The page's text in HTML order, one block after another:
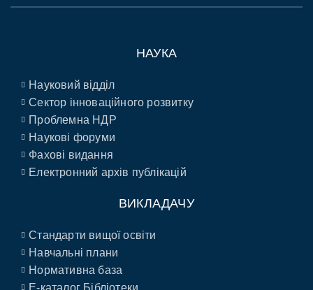
НАУКА
Науковий відділ
Сектор інноваційного розвитку
Проблемна НДР
Наукові форуми
Фахові видання
Електронний архів публікацій
ВИКЛАДАЧУ
Стандарти вищої освіти
Навчальні плани
Нормативна база
E-каталог Бібліотеки